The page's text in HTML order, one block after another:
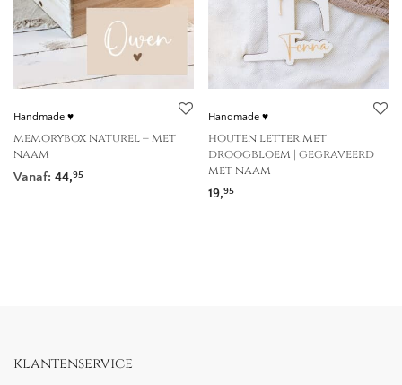
Handmade ♥
memorybox naturel – met
naam
Vanaf: 44,95
Handmade ♥
houten letter met
droogbloem | gegraveerd
met naam
19,95
klantenservice